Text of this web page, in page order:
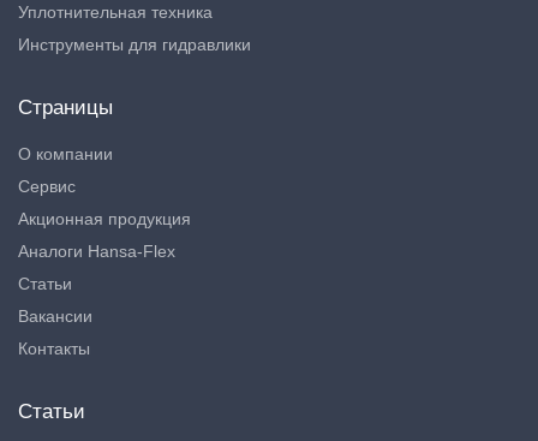
Уплотнительная техника
Инструменты для гидравлики
Страницы
О компании
Сервис
Акционная продукция
Аналоги Hansa-Flex
Статьи
Вакансии
Контакты
Статьи